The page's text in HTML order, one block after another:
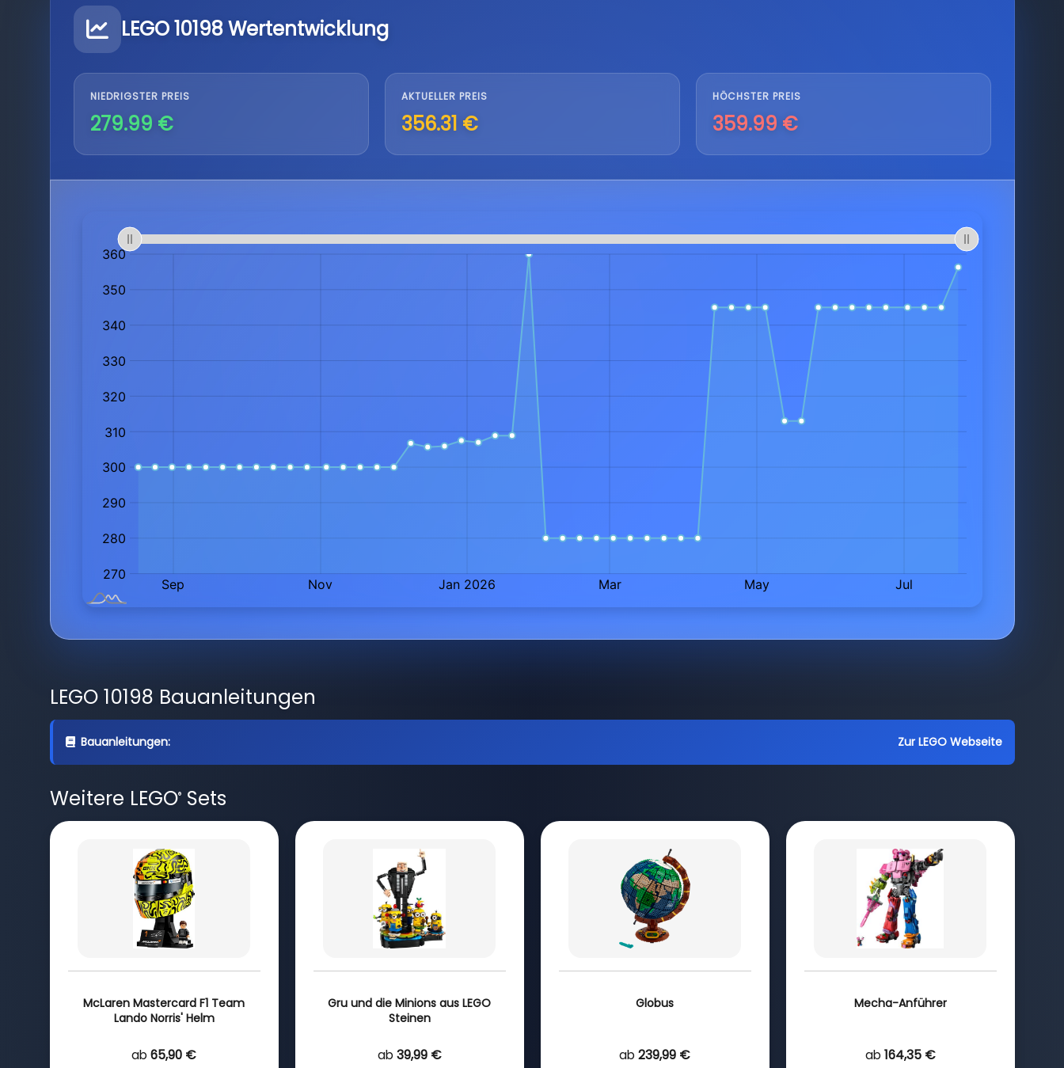
LEGO 10198 Wertentwicklung
NIEDRIGSTER PREIS
279.99 €
AKTUELLER PREIS
356.31 €
HÖCHSTER PREIS
359.99 €
LEGO 10198 Bauanleitungen
Bauanleitungen: Zur LEGO Webseite
Weitere LEGO®Sets
McLaren Mastercard F1 Team
Lando Norris' Helm
ab 65,90 €
Gru und die Minions aus LEGO
Steinen
ab 39,99 €
Globus
ab 239,99 €
Mecha-Anführer
ab 164,35 €